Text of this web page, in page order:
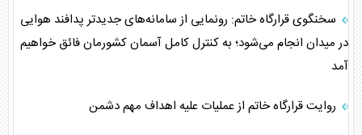
سخنگوی قرارگاه خاتم‌: رونمایی از سامانه‌های جدیدتر پدافند هوایی
در میدان انجام می‌شود؛ به کنترل کامل آسمان کشورمان فائق خواهیم
آمد
روایت قرارگاه خاتم از عملیات علیه اهداف مهم دشمن